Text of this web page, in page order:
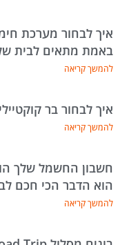
איך לבחור מערכת
באמת מתאים לבית
להמשך קריאה
איך לבחור בר
להמשך קריאה
חשבון החשמל שלך
הוא הדבר הכי חכם
להמשך קריאה